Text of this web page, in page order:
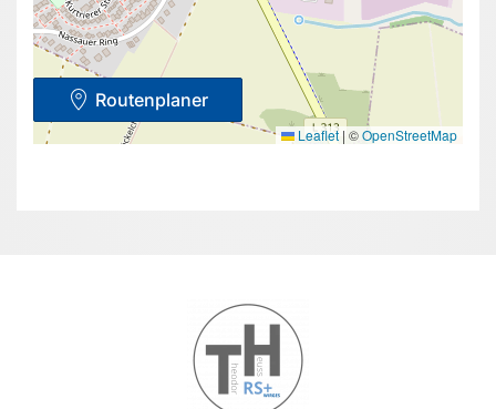
Leaflet | ©OpenStreetMap
Routenplaner